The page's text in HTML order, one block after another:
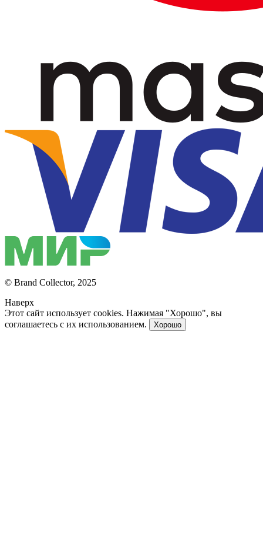
© Brand Collector, 2025
Наверх
Этот сайт использует cookies. Нажимая "Хорошо", вы
соглашаетесь с их использованием.
Хорошо